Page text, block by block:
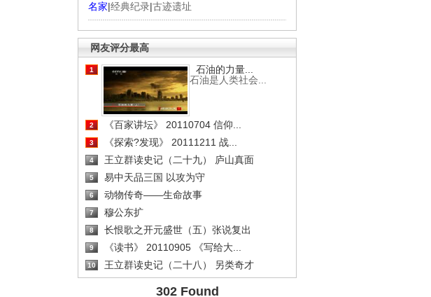
名家|经典纪录|古迹遗址
网友评分最高
1
石油的力量...
石油是人类社会...
2 《百家讲坛》 20110704 信仰...
3 《探索?发现》 20111211 战...
4 王立群读史记（二十九） 庐山真面
5 易中天品三国 以攻为守
6 动物传奇——生命故事
7 穆公东扩
8 长恨歌之开元盛世（五）张说复出
9 《读书》 20110905 《写给大...
10 王立群读史记（二十八） 另类奇才
302 Found